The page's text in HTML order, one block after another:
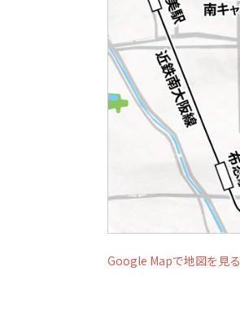
Google Mapで地図を見る